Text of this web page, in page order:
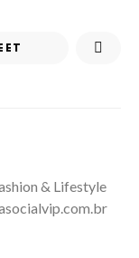
& Lifestyle